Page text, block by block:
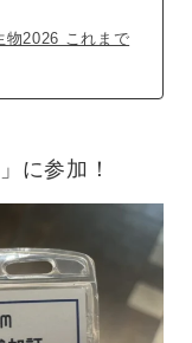
物2026 これまで
に参加！